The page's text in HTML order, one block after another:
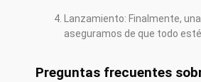
Lanzamiento: Finalmente,
aseguramos de que todo
Preguntas frecuentes